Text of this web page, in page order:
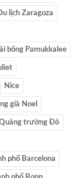
lịch Zaragoza
bông Pamukkalee
Nice
già Noel
trường Đỏ
phố Barcelona